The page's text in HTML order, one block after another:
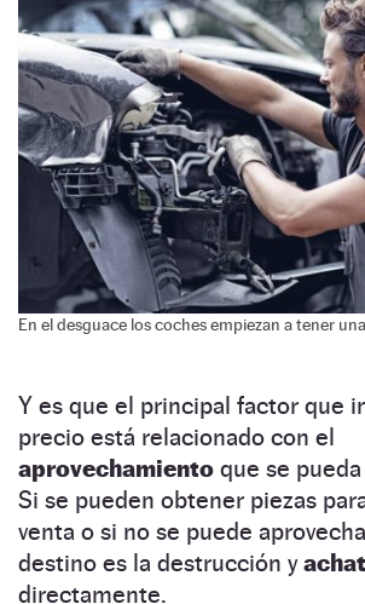
En el desguace los coches empiezan a tener
Y es que el principal factor que
precio está relacionado con el
aprovechamiento que se
Si se pueden obtener piezas
venta o si no se puede
destino es la destrucción y
directamente.